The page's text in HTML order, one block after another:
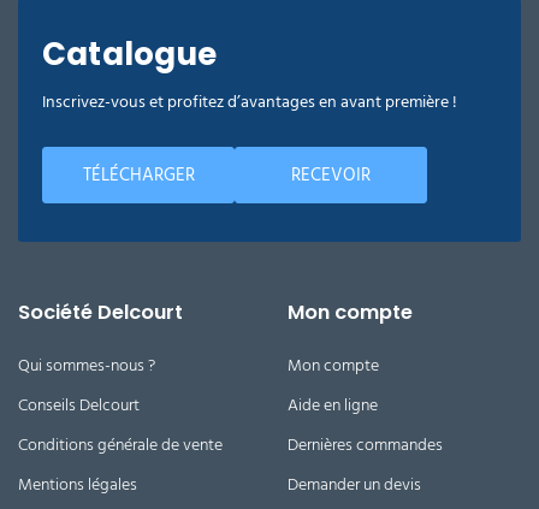
Catalogue
Inscrivez-vous et profitez d’avantages en avant première !
TÉLÉCHARGER RECEVOIR
Société Delcourt
Qui sommes-nous ?
Conseils Delcourt
Conditions générale de vente
Mentions légales
Mon compte
Mon compte
Aide en ligne
Dernières commandes
Demander un devis